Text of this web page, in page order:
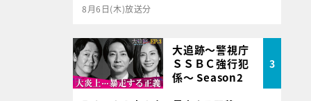
8月6日(木)放送分
大追跡～警視庁
ＳＳＢＣ強行犯
係～ Season2
3